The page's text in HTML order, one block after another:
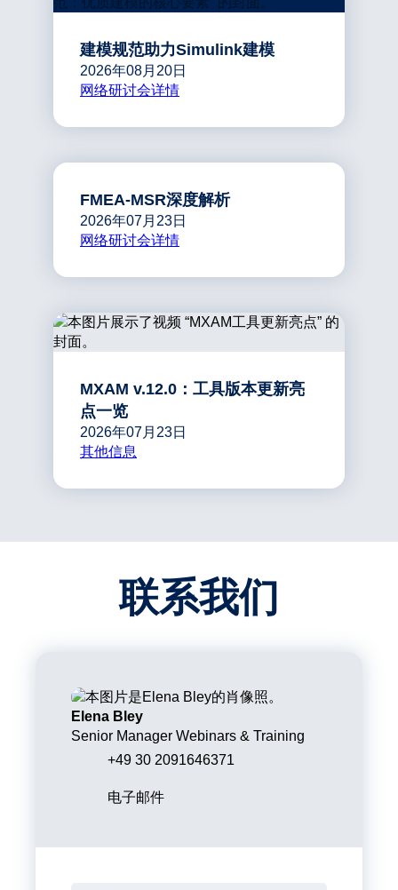
建模规范助力Simulink建模
2026年08月20日
网络研讨会详情
FMEA-MSR深度解析
2026年07月23日
网络研讨会详情
MXAM v.12.0：工具版本更新亮
点一览
2026年07月23日
其他信息
联系我们
Elena Bley
Senior Manager Webinars & Training
+49 30 2091646371
电子邮件